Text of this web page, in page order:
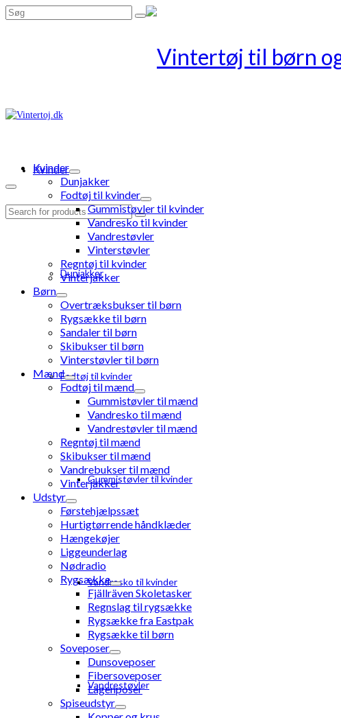
Search
Kvinder
Dunjakker
Fodtøj til kvinder
Gummistøvler til kvinder
Vandresko til kvinder
Vandrestøvler
Search
Kvinder
Dunjakker
Fodtøj til kvinder
Gummistøvler til kvinder
Vandresko til kvinder
Vandrestøvler
Vinterstøvler
Regntøj til kvinder
Vinterjakker
Børn
Overtræksbukser til børn
Rygsække til børn
Sandaler til børn
Skibukser til børn
Vinterstøvler til børn
Mænd
Fodtøj til mænd
Gummistøvler til mænd
Vandresko til mænd
Vandrestøvler til mænd
Regntøj til mænd
Skibukser til mænd
Vandrebukser til mænd
Vinterjakker
Udstyr
Førstehjælpssæt
Hurtigtørrende håndklæder
Hængekøjer
Liggeunderlag
Nødradio
Rygsække
Fjällräven Skoletasker
Regnslag til rygsække
Rygsække fra Eastpak
Rygsække til børn
Soveposer
Dunsoveposer
Fibersoveposer
Lagenposer
Spiseudstyr